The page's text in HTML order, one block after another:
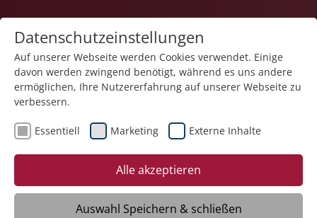
23.01.2026
Große Freude zum 90.
Geburtstag
Datenschutzeinstellungen
Auf unserer Webseite werden Cookies verwendet. Einige
davon werden zwingend benötigt, während es uns andere
ermöglichen, Ihre Nutzererfahrung auf unserer Webseite zu
verbessern.
Essentiell Marketing Externe Inhalte
Alle akzeptieren
Auswahl Speichern & schließen